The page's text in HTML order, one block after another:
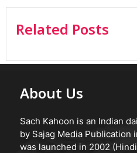
Related Posts
About Us
Sach Kahoon is an Indian
by Sajag Media Publication
was launched in 2002